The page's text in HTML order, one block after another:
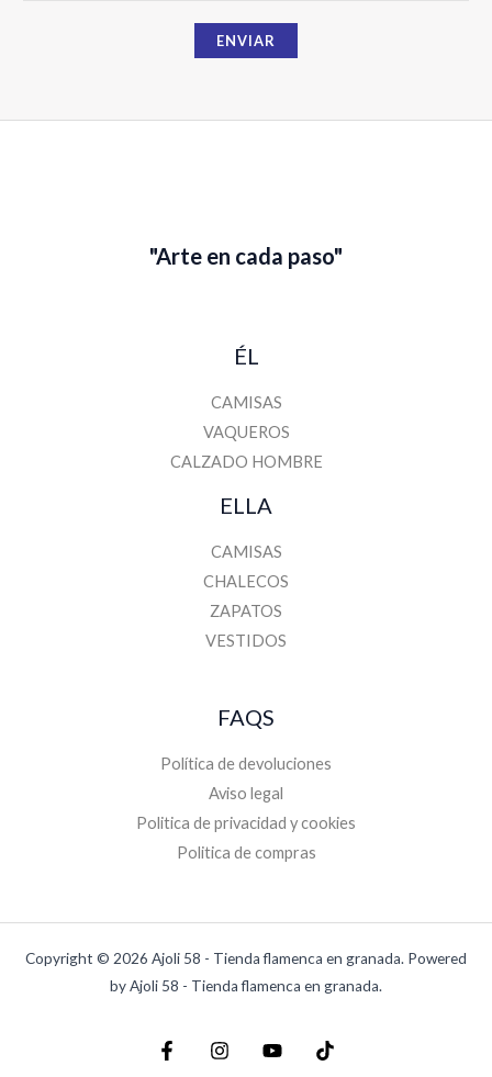
b
r
ENVIAR
"Arte en cada paso"
ÉL
CAMISAS
VAQUEROS
CALZADO HOMBRE
ELLA
CAMISAS
CHALECOS
ZAPATOS
VESTIDOS
FAQS
Política de devoluciones
Aviso legal
Politica de privacidad y cookies
Politica de compras
Copyright © 2026 Ajoli 58 - Tienda flamenca en granada. Powered
by Ajoli 58 - Tienda flamenca en granada.